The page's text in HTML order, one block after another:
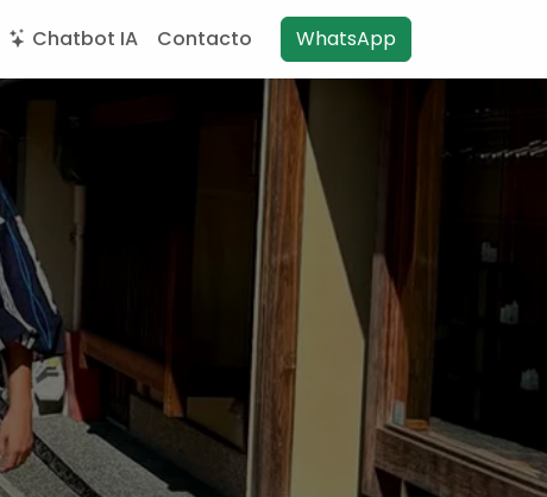
Chatbot IA Contacto WhatsApp